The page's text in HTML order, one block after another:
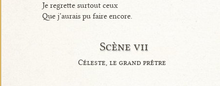
Je regrette surtout ceux
Que j’aurais pu faire encore.
Scène vii
Céleste, le grand prêtre